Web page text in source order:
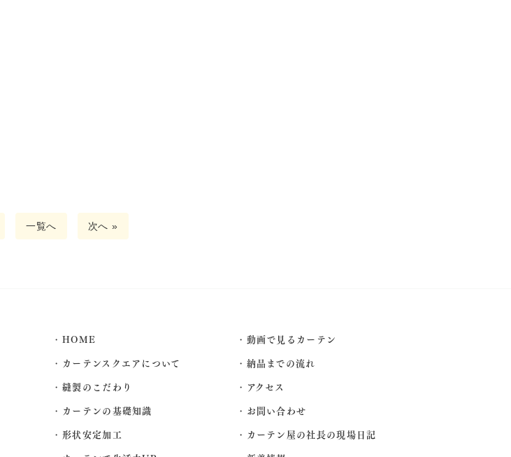
一覧へ 次へ »
HOME
カーテンスクエアについて
縫製のこだわり
カーテンの基礎知識
形状安定加工
動画で見るカーテン
納品までの流れ
アクセス
お問い合わせ
カーテン屋の社長の現場日記